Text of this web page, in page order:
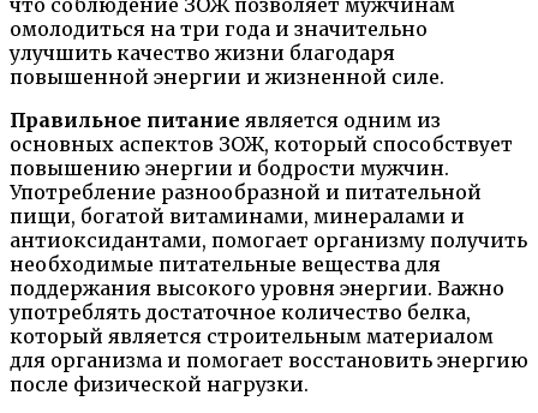
омолодиться на три года и значительно
улучшить качество жизни благодаря
повышенной энергии и жизненной силе.
Правильное питание является одним из
основных аспектов ЗОЖ, который способствует
повышению энергии и бодрости мужчин.
Употребление разнообразной и питательной
пищи, богатой витаминами, минералами и
антиоксидантами, помогает организму получить
необходимые питательные вещества для
поддержания высокого уровня энергии. Важно
употреблять достаточное количество белка,
который является строительным материалом
для организма и помогает восстановить энергию
после физической нагрузки.